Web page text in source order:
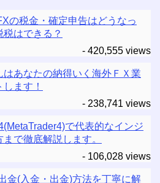
の税金・確定申告はどうなっ
はできる？
- 420,555 views
はあなたの納得いく海外ＦＸ業
ます！
- 238,741 views
で代表的なインジ
で徹底解説します。
- 106,028 views
金(入金・出金)方法を丁寧に解